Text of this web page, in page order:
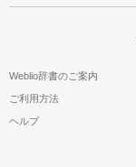
Weblio辞書のご案内
ご利用方法
ヘルプ